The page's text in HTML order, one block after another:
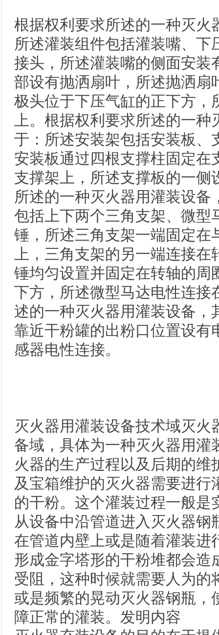
根据权利要求所述的一种灭火
所述灌装组件包括灌装嘴、
接头，所述灌装嘴的侧面安装
部设有抛洒扇叶，所述抛洒扇
极头位于下压气缸的正下方，
上。根据权利要求所述的一种
于：所述安装架包括安装板、
安装板通过四根支撑柱固定
支撑架上，所述支撑板的一
所述的一种灭火器用灌装设
包括上下两个三角支架、微型
锤，所述三角支架一端固定在
上，三角支架的另一端连接在
锤均匀设置并固定在转轴的周
下方，所述微型马达电性连接
述的一种灭火器用灌装设备
靠近干粉罐的出粉口位置设有
感器电性连接。
灭火器用灌装设备技术域灭
备域，具体为一种灭火器用
火器的生产过程以及后期的
及宝箱维护的灭火器需要进
的干粉。这个灌装过程一般
从设备中沿管道进入灭火器
在管道内壁上或是随着灌装进
形成金字塔形的干粉堆都会
受阻，这种时候就需要人为
或是频繁的晃动灭火器钢瓶，
障正常的灌装。发明内容